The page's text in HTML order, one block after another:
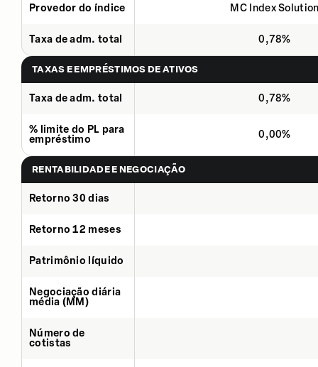
Provedor do índice MC Index
Taxa de adm. total 0,78%
TAXAS E EMPRÉSTIMOS DE ATIVOS
Taxa de adm. total 0,78%
% limite do PL para
empréstimo
0,00%
RENTABILIDADE E NEGOCIAÇÃO
Retorno 30 dias
Retorno 12 meses
Patrimônio líquido
Negociação diária
média (MM)
Número de
cotistas